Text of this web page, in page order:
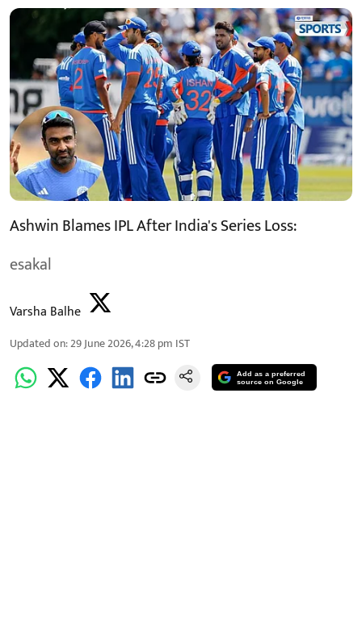
Ashwin Blames IPL After India's Series Loss:
esakal
Varsha Balhe
Updated on:29 June 2026, 4:28 pm IST
Add as a preferred
source on Google